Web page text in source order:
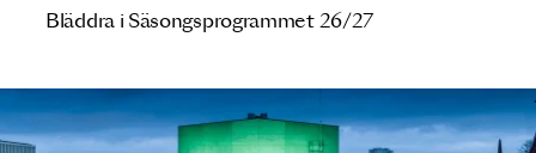
Bläddra i Säsongsprogrammet 26/27